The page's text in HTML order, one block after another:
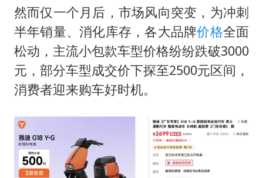
然而仅一个月后，市场风向突变，为冲刺
半年销量、消化库存，各大品牌价格全面
松动，主流小包款车型价格纷纷跌破3000
元，部分车型成交价下探至2500元区间，
消费者迎来购车好时机。